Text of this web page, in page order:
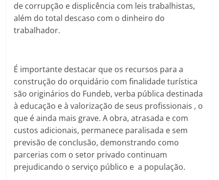
de corrupção e displicência com leis trabalhistas,
além do total descaso com o dinheiro do
trabalhador.
É importante destacar que os recursos para a
construção do orquidário com finalidade turística
são originários do Fundeb, verba pública destinada
à educação e à valorização de seus profissionais , o
que é ainda mais grave. A obra, atrasada e com
custos adicionais, permanece paralisada e sem
previsão de conclusão, demonstrando como
parcerias com o setor privado continuam
prejudicando o serviço público e a população.